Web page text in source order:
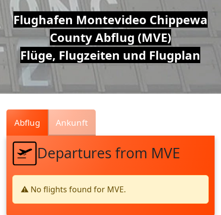
Air
Traffic
Live
Flughafen Montevideo Chippewa
County Abflug (MVE)
Flüge, Flugzeiten und Flugplan
Abflug Ankunft
Departures from MVE
⚠️ No flights found for MVE.